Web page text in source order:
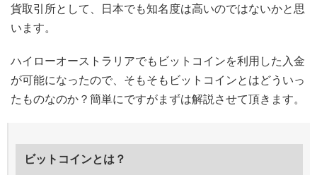
貨取引所として、日本でも知名度は高いのではないかと思
います。
ハイローオーストラリアでもビットコインを利用した入金
が可能になったので、そもそもビットコインとはどういっ
たものなのか？簡単にですがまずは解説させて頂きます。
ビットコインとは？